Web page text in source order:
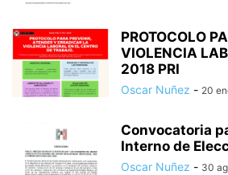
PROTOCOLO
VIOLENCIA
2018 PRI
Oscar Nuñez - 20
Convocatoria
Interno de
Oscar Nuñez - 30